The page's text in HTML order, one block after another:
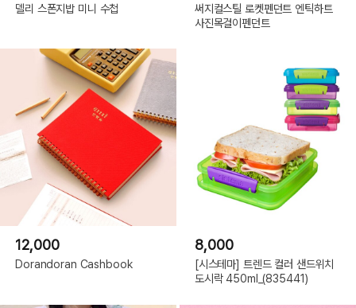
델리 스폰지밥 미니 수첩
써지컬스틸 로켓펜던트 엔틱하트
사진목걸이펜던트
12,000
Dorandoran Cashbook
8,000
[시스테마] 트렌드 컬러 샌드위치
도시락 450ml_(835441)